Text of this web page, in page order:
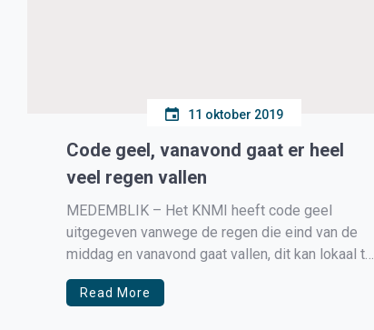
11 oktober 2019
Code geel, vanavond gaat er heel
veel regen vallen
MEDEMBLIK – Het KNMI heeft code geel
uitgegeven vanwege de regen die eind van de
middag en vanavond gaat vallen, dit kan lokaal tot
vele tientallen millimeters gaan oplopen.
Read More